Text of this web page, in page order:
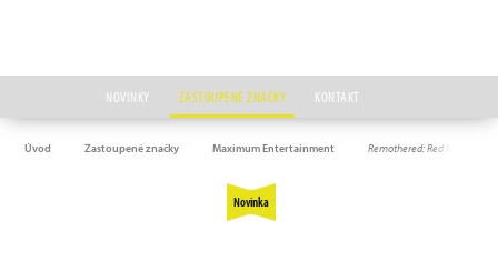
NOVINKY ZASTOUPENÉ ZNAČKY KONTAKT
Úvod Zastoupené značky Maximum Entertainment Remothered: Red Nun's
Novinka